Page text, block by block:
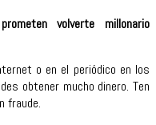
volverte millonario
o en el periódico en los
obtener mucho dinero. Ten
fraude.